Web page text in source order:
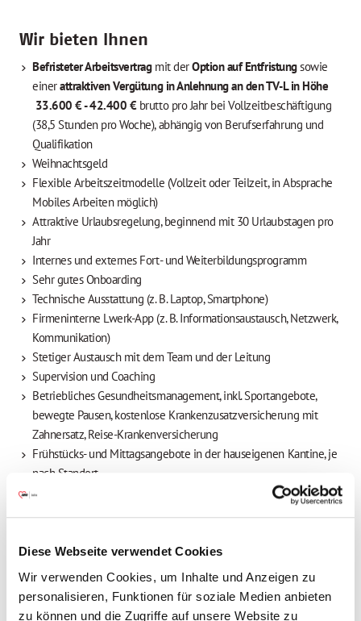
Diese Webseite verwendet Cookies
Wir verwenden Cookies, um Inhalte und Anzeigen zu
personalisieren, Funktionen für soziale Medien anbieten
zu können und die Zugriffe auf unsere Website zu
Wir bieten Ihnen
Befristeter Arbeitsvertragmit derOption auf Entfristungsowie
einerattraktiven Vergütung in Anlehnung an den TV-L in Höhe
33.600 € - 42.400 €brutto pro Jahr bei Vollzeitbeschäftigung
(38,5 Stunden pro Woche), abhängig von Berufserfahrung und
Qualifikation
Weihnachtsgeld
Flexible Arbeitszeitmodelle (Vollzeit oder Teilzeit, in Absprache
Mobiles Arbeiten möglich)
Attraktive Urlaubsregelung, beginnend mit 30 Urlaubstagen pro
Jahr
Internes und externes Fort- und Weiterbildungsprogramm
Sehr gutes Onboarding
Technische Ausstattung (z. B. Laptop, Smartphone)
Firmeninterne Lwerk-App (z. B. Informationsaustausch, Netzwerk,
Kommunikation)
Stetiger Austausch mit dem Team und der Leitung
Supervision und Coaching
Betriebliches Gesundheitsmanagement, inkl. Sportangebote,
bewegte Pausen, kostenlose Krankenzusatzversicherung mit
Zahnersatz, Reise-Krankenversicherung
Frühstücks- und Mittagsangebote in der hauseigenen Kantine, je
nach Standort
Arbeitnehmerfreundliche Work-Life-Balance (familienfreundliche
Freude am Arbeiten in einer freundlichen Atmosphäre mit
Teamgeist und einer guten Fehlerkultur
Zugewandte Leitung, Begegnung und Austausch auf Augenhöhe
Teamfeiern